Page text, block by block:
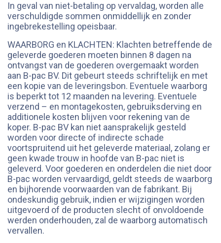
In geval van niet-betaling op vervaldag, worden alle
verschuldigde sommen onmiddellijk en zonder
ingebrekestelling opeisbaar.
WAARBORG en KLACHTEN: Klachten betreffende de
geleverde goederen moeten binnen 8 dagen na
ontvangst van de goederen overgemaakt worden
aan B-pac BV. Dit gebeurt steeds schriftelijk en met
een kopie van de leveringsbon. Eventuele waarborg
is beperkt tot 12 maanden na levering. Eventuele
verzend – en montagekosten, gebruiksderving en
additionele kosten blijven voor rekening van de
koper. B-pac BV kan niet aansprakelijk gesteld
worden voor directe of indirecte schade
voortspruitend uit het geleverde materiaal, zolang er
geen kwade trouw in hoofde van B-pac niet is
geleverd. Voor goederen en onderdelen die niet door
B-pac worden vervaardigd, geldt steeds de waarborg
en bijhorende voorwaarden van de fabrikant. Bij
ondeskundig gebruik, indien er wijzigingen worden
uitgevoerd of de producten slecht of onvoldoende
werden onderhouden, zal de waarborg automatisch
vervallen.